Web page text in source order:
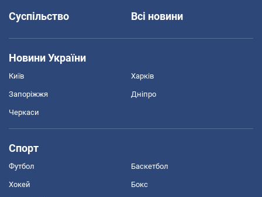
Суспільство
Всі новини
Новини України
Київ Харків
Запоріжжя Дніпро
Черкаси
Спорт
Футбол Баскетбол
Хокей Бокс